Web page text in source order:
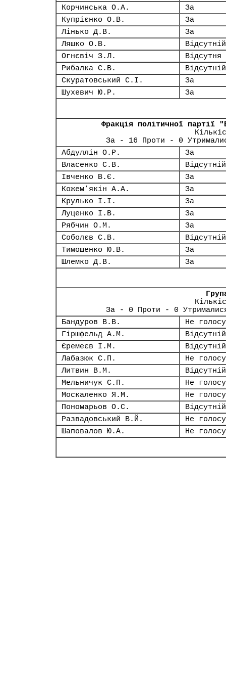
Корчинська О.А.
За
Купрієнко О.В.
За
Лінько Д.В.
За
Ляшко О.В.
Відсутній
Огнєвіч З.Л.
Відсутня
Рибалка С.В.
Відсутній
Скуратовський С.І.
За
Шухевич Ю.Р.
За
Фракція політичної партії
За - 16 Проти - 0
Абдуллін О.Р.
За
Власенко С.В.
Відсутній
Івченко В.Є.
За
Кожем’якін А.А.
За
Крулько І.І.
За
Луценко І.В.
За
Рябчин О.М.
За
Соболєв С.В.
Відсутній
Тимошенко Ю.В.
За
Шлемко Д.В.
За
За - 0 Проти - 0
Бандуров В.В.
Не
Гіршфельд А.М.
Відсутній
Єремеєв І.М.
Відсутній
Лабазюк С.П.
Не
Литвин В.М.
Відсутній
Мельничук С.П.
Не
Москаленко Я.М.
Не
Пономарьов О.С.
Відсутній
Развадовський В.Й.
Не
Шаповалов Ю.А.
Не